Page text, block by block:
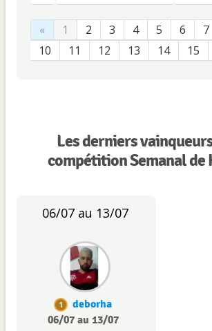
« 1 2 3 4 5 6 7
10
11 12 13 14 15
Les derniers
compétition Semanal de
06/07 au 13/07
1
deborha
06/07 au 13/07